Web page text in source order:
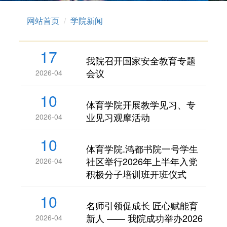
网站首页 学院新闻
17
2026-04
我院召开国家安全教育专题
会议
10
2026-04
体育学院开展教学见习、专
业见习观摩活动
10
2026-04
体育学院.鸿都书院一号学生
社区举行2026年上半年入党
积极分子培训班开班仪式
10
2026-04
名师引领促成长 匠心赋能育
新人 —— 我院成功举办2026